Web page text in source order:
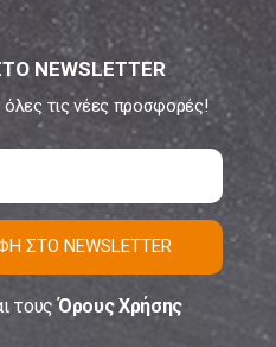
NEWSLETTER
τις νέες προσφορές!
ΣΤΟ NEWSLETTER
τουςΌρους Χρήσης